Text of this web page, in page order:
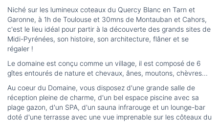
Niché sur les lumineux coteaux du Quercy Blanc en Tarn et
Garonne, à 1h de Toulouse et 30mns de Montauban et Cahors,
c'est le lieu idéal pour partir à la découverte des grands sites de
Midi-Pyrénées, son histoire, son architecture, flâner et se
régaler !
Le domaine est conçu comme un village, il est composé de 6
gîtes entourés de nature et chevaux, ânes, moutons, chèvres...
Au coeur du Domaine, vous disposez d'une grande salle de
réception pleine de charme, d'un bel espace piscine avec sa
plage gazon, d'un SPA, d'un sauna infrarouge et un lounge-bar
doté d'une terrasse avec une vue imprenable sur les côteaux du